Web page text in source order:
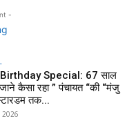
-
Special: 67 साल
जाने कैसा रहा ” पंचायत “की “मंजु
तक...
2026